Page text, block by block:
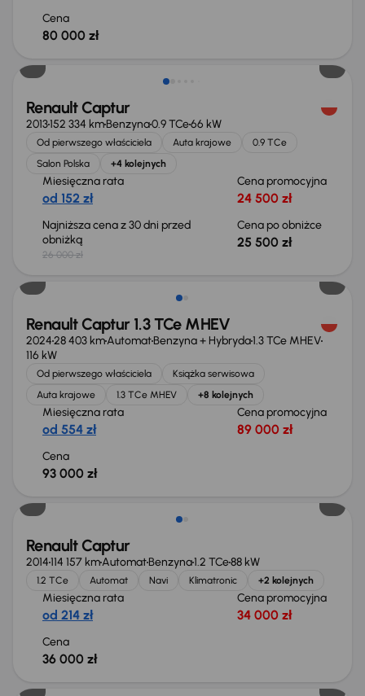
Cena
80 000 zł
Taniej o 500 zł
Renault Captur
2013152 334 kmBenzyna0.9 TCe66 kW
Od pierwszego właściciela Auta krajowe
0.9 TCe
Salon Polska
+4 kolejnych
Miesięczna rata
od 152 zł
Cena promocyjna
24 500 zł
Najniższa cena z 30 dni przed
obniżką
26 000 zł
Cena po obniżce
25 500 zł
Od nowego taniej o 26 899 zł
Renault Captur 1.3 TCe MHEV
202428 403 kmAutomatBenzyna + Hybryda1.3 TCe MHEV
116 kW
Od pierwszego właściciela
Książka serwisowa
Auta krajowe
1.3 TCe MHEV +8 kolejnych
Miesięczna rata
od 554 zł
Cena promocyjna
89 000 zł
Cena
93 000 zł
Renault Captur
2014114 157 kmAutomatBenzyna1.2 TCe88 kW
1.2 TCe Automat Navi Klimatronic +2 kolejnych
Miesięczna rata
od 214 zł
Cena promocyjna
34 000 zł
Cena
36 000 zł
Od nowego taniej o 47 999 zł